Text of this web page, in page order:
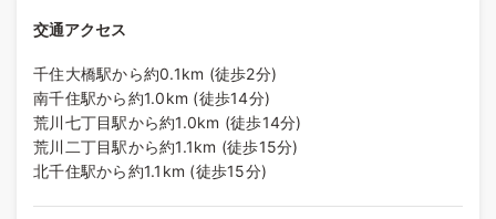
交通アクセス
千住大橋駅から約0.1km (徒歩2分)
南千住駅から約1.0km (徒歩14分)
荒川七丁目駅から約1.0km (徒歩14分)
荒川二丁目駅から約1.1km (徒歩15分)
北千住駅から約1.1km (徒歩15分)